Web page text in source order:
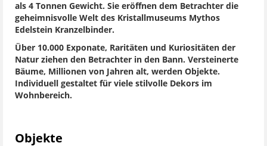
als 4 Tonnen Gewicht. Sie eröffnen dem Betrachter die
geheimnisvolle Welt des Kristallmuseums Mythos
Edelstein Kranzelbinder.
Über 10.000 Exponate, Raritäten und Kuriositäten der
Natur ziehen den Betrachter in den Bann. Versteinerte
Bäume, Millionen von Jahren alt, werden Objekte.
Individuell gestaltet für viele stilvolle Dekors im
Wohnbereich.
Objekte